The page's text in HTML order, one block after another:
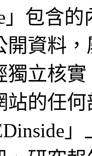
」包含
開資料
獨立核
站的任